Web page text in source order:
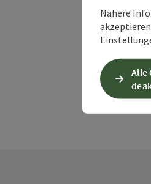
Nähere
akzeptieren
Alle